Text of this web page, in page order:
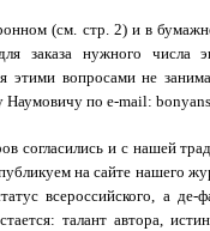
(см. стр. 2) и в
заказа нужного
этими вопросами не
по e-mail:
согласились и с нашей
на сайте нашего
всероссийского, а
талант автора,